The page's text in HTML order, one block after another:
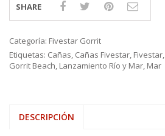
SHARE
Categoría: Fivestar Gorrit
Etiquetas: Cañas, Cañas Fivestar, Fivestar,
Gorrit Beach, Lanzamiento Río y Mar, Mar
DESCRIPCIÓN